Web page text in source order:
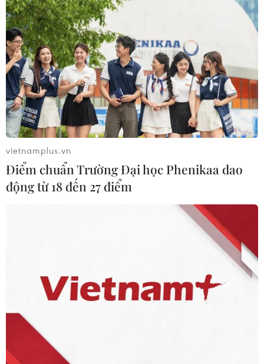
Agribank đồng hành cùng quân dân
huyện đảo Cồn Cỏ vươn khơi, bám biển
17/04/2024 02:50
Đoàn công tác Bộ Tư lệnh Vùng 3 Hải quân vừa phối
hợp với Ngân hàng Nông nghiệp và Agribank đã đến
thăm, động viên, tặng quà, giao lưu với quân, dân và
các lực lượng tại huyện đảo Cồn Cỏ.
Agribank cùng ngành Ngân hàng chung
vietnamplus.vn
Điểm chuẩn Trường Đại học Phenikaa dao
động từ 18 đến 27 điểm